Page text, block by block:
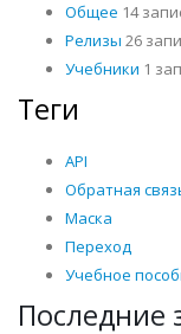
Общее 14
Релизы 26
Учебники 1
Теги
API
Обратная
Маска
Переход
Учебное
Последние